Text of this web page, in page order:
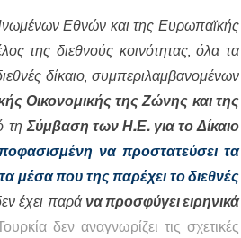
Εθνών και της Ευρωπαϊκής
της διεθνούς κοινότητας, όλα τα
δίκαιο, συμπεριλαμβανομένων
Οικονομικής της Ζώνης και της
τηΣύμβαση των Η.Ε. για το Δίκαιο
να προστατεύσει τα
μέσα που της παρέχει το διεθνές
έχει παράνα προσφύγει ειρηνικά
δεν αναγνωρίζει τις σχετικές